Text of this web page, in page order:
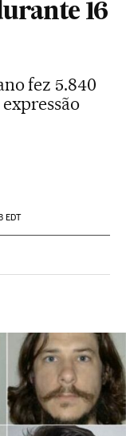
16
fez 5.840
EDT